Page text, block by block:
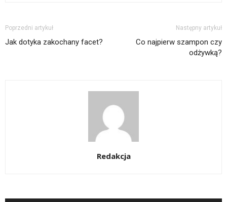
Poprzedni artykuł
Jak dotyka zakochany facet?
Następny artykuł
Co najpierw szampon czy
odżywką?
Redakcja